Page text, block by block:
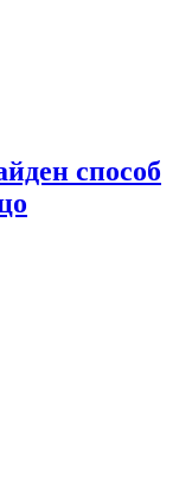
способ